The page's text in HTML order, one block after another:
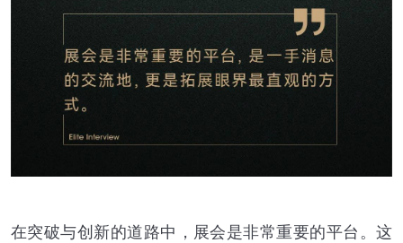
在突破与创新的道路中，展会是非常重要的平台。这